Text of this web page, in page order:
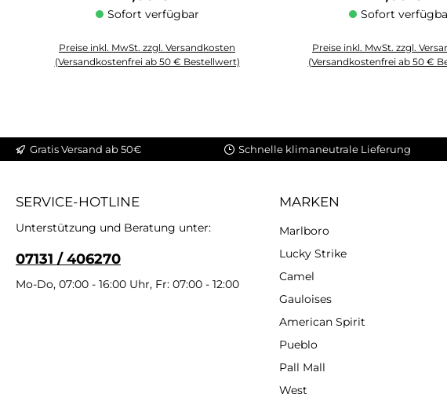
Sofort verfügbar
Preise inkl. MwSt. zzgl. Versandkosten
(Versandkostenfrei ab 50 € Bestellwert)
Sofort
Preise inkl. MwSt. zzgl.
(Versandkostenfrei ab 50 €
Gratis Versand ab 50€ Schnelle klimaneutrale Lieferung
SERVICE-HOTLINE
Unterstützung und Beratung unter:
07131 / 406270
Mo-Do, 07:00 - 16:00 Uhr, Fr: 07:00 - 12:00
MARKEN
Marlboro
Lucky Strike
Camel
Gauloises
American Spirit
Pueblo
Pall Mall
West